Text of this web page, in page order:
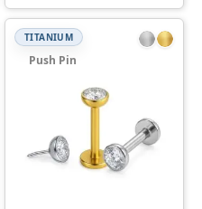
TITANIUM
Push Pin